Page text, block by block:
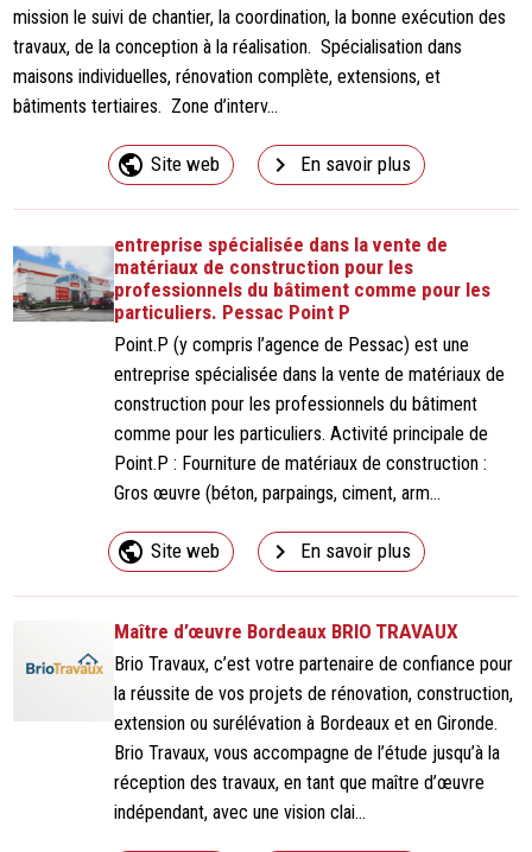
mission le suivi de chantier, la coordination, la bonne exécution des
travaux, de la conception à la réalisation. Spécialisation dans
maisons individuelles, rénovation complète, extensions, et
bâtiments tertiaires. Zone d’interv...
public Site web navigate_next En savoir plus
entreprise spécialisée dans la vente de
matériaux de construction pour les
professionnels du bâtiment comme pour les
particuliers. Pessac Point P
Point.P (y compris l’agence de Pessac) est une
entreprise spécialisée dans la vente de matériaux de
construction pour les professionnels du bâtiment
comme pour les particuliers. Activité principale de
Point.P : Fourniture de matériaux de construction :
Gros œuvre (béton, parpaings, ciment, arm...
public Site web navigate_next En savoir plus
Maître d’œuvre Bordeaux BRIO TRAVAUX
Brio Travaux, c’est votre partenaire de confiance pour
la réussite de vos projets de rénovation, construction,
extension ou surélévation à Bordeaux et en Gironde.
Brio Travaux, vous accompagne de l’étude jusqu’à la
réception des travaux, en tant que maître d’œuvre
indépendant, avec une vision clai...